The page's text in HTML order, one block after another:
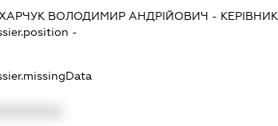
ВОЛОДИМИР АНДРІЙОВИЧ - КЕРІВНИК
-